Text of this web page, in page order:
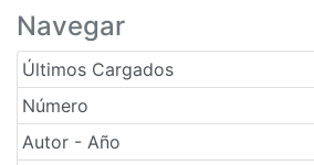
Navegar
Últimos Cargados
Número
Autor - Año